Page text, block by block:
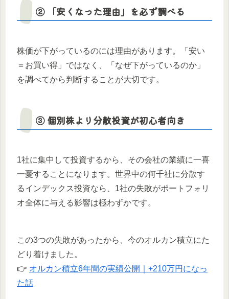
② 「安くなった理由」を必ず調べる
株価が下がっているのには理由があります。「安い
＝お買い得」ではなく、「なぜ下がっているのか」
を調べてから判断することが大切です。
③ 個別株より分散投資が初心者向き
1社に集中して投資するから、その会社の業績に一喜
一憂することになります。世界中の何千社に分散す
るインデックス投資なら、1社の失敗がポートフォリ
オ全体に与える影響は極わずかです。
この3つの失敗があったから、今のオルカン積立にた
どり着けました。
👉 オルカン積立6年間の実績公開｜+210万円になっ
た話